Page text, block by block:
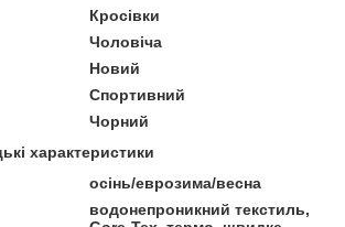
Кросівки
Чоловіча
Новий
Спортивний
Чорний
характеристики
осінь/еврозима/весна
водонепроникний текстиль,